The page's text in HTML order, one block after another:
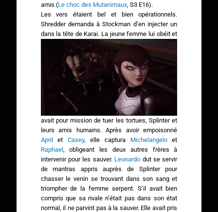
amis (Le choc des Mutanimaux, S3 E16).
Les vers étaient bel et bien opérationnels.
Shredder demanda à Stockman d’en injecter un
dans la tête de Karai. La jeune femme lui obéit et
avait pour mission de tuer les tortues, Splinter et
leurs amis humains. Après avoir empoisonné
April
et Casey, elle captura Michelangeloet
Raphael , obligeant les deux autres frères à
intervenir pour les sauver. Leonardo dut se servir
de mantras appris auprès de Splinter pour
chasser le venin se trouvant dans son sang et
triompher de la femme serpent. S’il avait bien
compris que sa rivale n’était pas dans son état
normal, il ne parvint pas à la sauver. Elle avait pris